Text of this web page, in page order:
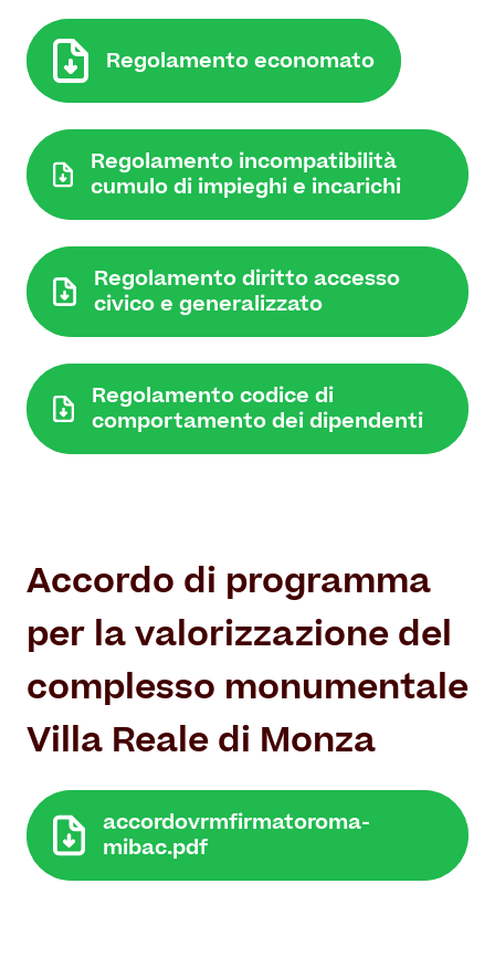
Regolamento economato
Regolamento incompatibilità
cumulo di impieghi e incarichi
Regolamento diritto accesso
civico e generalizzato
Regolamento codice di
comportamento dei dipendenti
Accordo di programma
per la valorizzazione del
complesso monumentale
Villa Reale di Monza
accordovrmfirmatoroma-
mibac.pdf